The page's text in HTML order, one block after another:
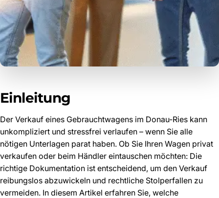
Einleitung
Der Verkauf eines Gebrauchtwagens im Donau-Ries kann
unkompliziert und stressfrei verlaufen – wenn Sie alle
nötigen Unterlagen parat haben. Ob Sie Ihren Wagen privat
verkaufen oder beim Händler eintauschen möchten: Die
richtige Dokumentation ist entscheidend, um den Verkauf
reibungslos abzuwickeln und rechtliche Stolperfallen zu
vermeiden. In diesem Artikel erfahren Sie, welche